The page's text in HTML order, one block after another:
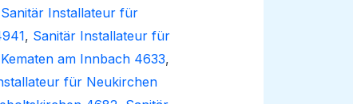
Sanitär Installateur für
, Sanitär Installateur für
am Innbach 4633,
für Neukirchen